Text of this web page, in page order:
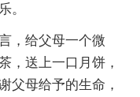
。
，给父母一个微
，送上一口月饼，
父母给予的生命，